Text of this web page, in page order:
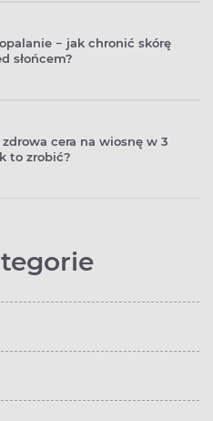
− jak chronić skórę
słońcem?
cera na wiosnę w 3
to zrobić?